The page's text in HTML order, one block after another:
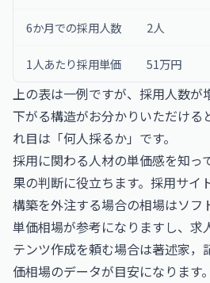
6か月での採用人数 2人
1人あたり採用単価 51万円
上の表は一例ですが、採用人数が
下がる構造がお分かりいただける
れ目は「何人採るか」です。
採用に関わる人材の単価感を知っ
果の判断に役立ちます。採用サイ
構築を外注する場合の相場はソフ
単価相場が参考になりますし、求
テンツ作成を頼む場合は著述家，
価相場のデータが目安になります。